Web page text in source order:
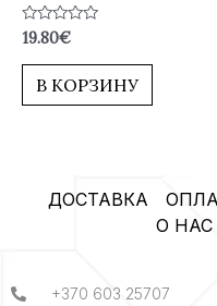
Оценка
0
из
19.80€
В КОРЗИНУ
ДОСТАВКА
О НАС
+370 603 25707